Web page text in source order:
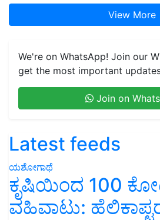
View More
We're on WhatsApp! Join our
get the most important
Join on
Latest feeds
ಯಶೋಗಾಥೆ
ಕೃಷಿಯಿಂದ 100
ವಹಿವಾಟು: